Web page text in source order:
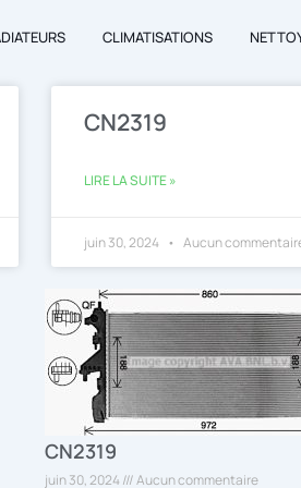
CLIMATISATIONS
CN2319
LIRE LA SUITE »
juin 30, 2024 Aucun
CN2319
juin 30, 2024
Aucun commentaire